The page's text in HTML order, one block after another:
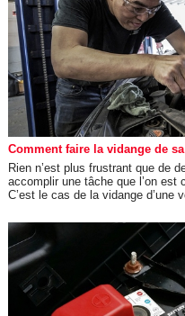
Comment faire la vidange de
Rien n’est plus frustrant que de
accomplir une tâche que l’on est
C’est le cas de la vidange d’une